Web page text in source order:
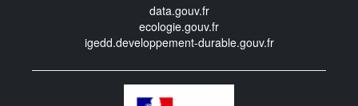
data.gouv.fr
ecologie.gouv.fr
igedd.developpement-durable.gouv.fr